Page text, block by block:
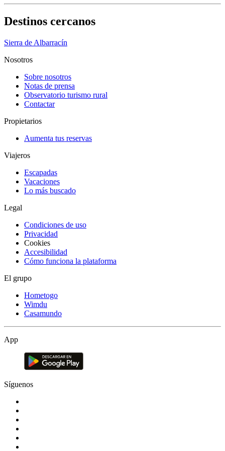
Destinos cercanos
Sierra de Albarracín
Nosotros
Sobre nosotros
Notas de prensa
Observatorio turismo rural
Contactar
Propietarios
Aumenta tus reservas
Viajeros
Escapadas
Vacaciones
Lo más buscado
Legal
Condiciones de uso
Privacidad
Cookies
Accesibilidad
Cómo funciona la plataforma
El grupo
Hometogo
Wimdu
Casamundo
App
Síguenos